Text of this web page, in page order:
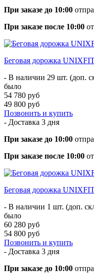
При заказе до 10:00
При заказе после 10:00
Беговая дорожка
- В наличии 29 шт. (доп.
было
54 780 руб
49 800 руб
Позвонить и купить
- Доставка 3 дня
При заказе до 10:00
При заказе после 10:00
Беговая дорожка
- В наличии 1 шт. (доп.
было
60 280 руб
54 800 руб
Позвонить и купить
- Доставка 3 дня
При заказе до 10:00